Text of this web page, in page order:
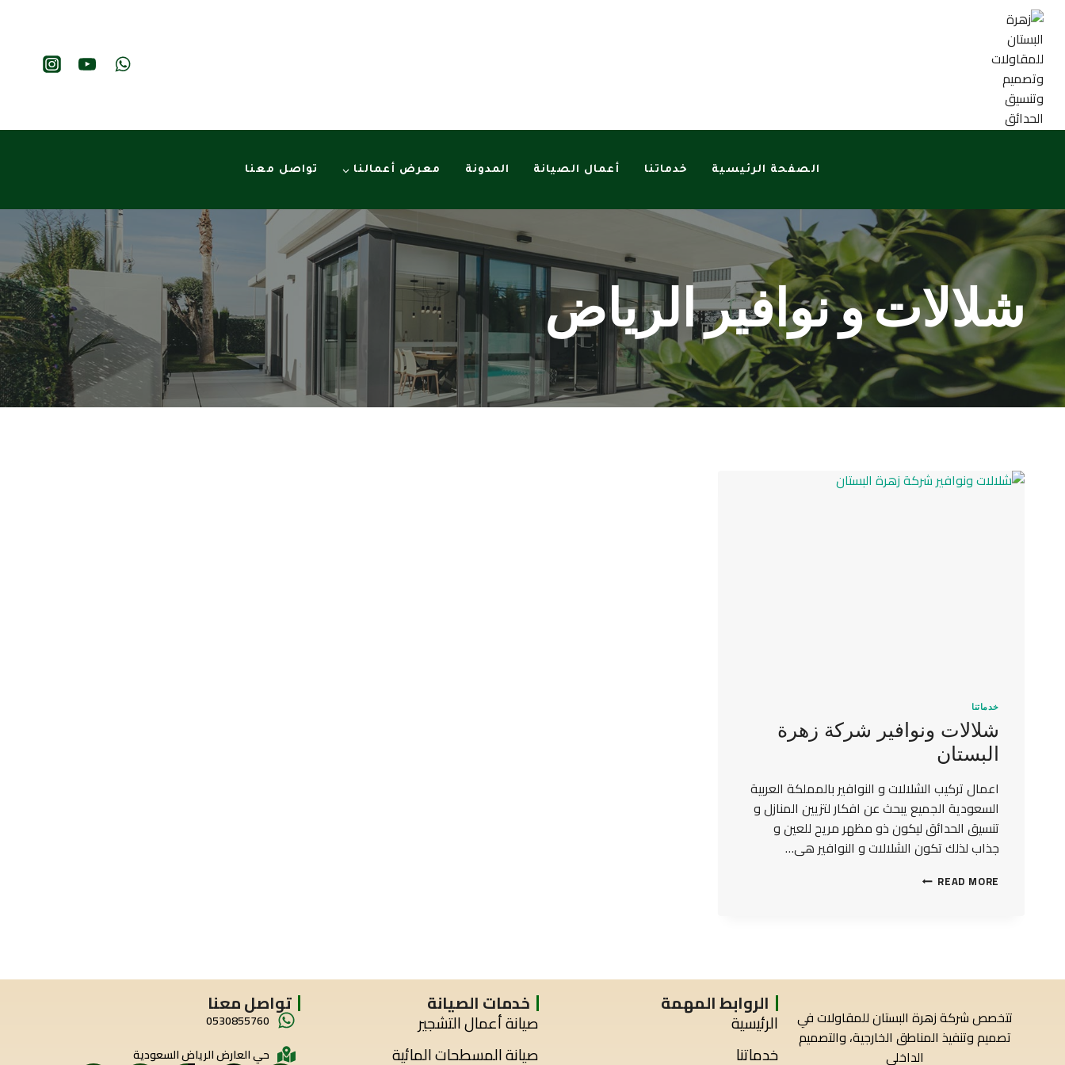
الصفحة الرئيسية خدماتنا أعمال الصيانة المدونة معرض أعمالنا تواصل معنا
شلالات و نوافير الرياض
خدماتنا
شلالات ونوافير شركة زهرة
البستان
اعمال تركيب الشلالات و النوافير بالمملكة العربية
السعودية الجميع يبحث عن افكار لتزيين المنازل و
تنسيق الحدائق ليكون ذو مظهر مريح للعين و
جذاب لذلك تكون الشلالات و النوافير هى…
READ MORE
تتخصص شركة زهرة البستان للمقاولات في
تصميم وتنفيذ المناطق الخارجية، والتصميم
الداخلي
الروابط المهمة
الرئيسية
خدماتنا
خدمات الصيانة
صيانة أعمال التشجير
صيانة المسطحات المائية
تواصل معنا
0530855760
حي العارض الرياض السعودية